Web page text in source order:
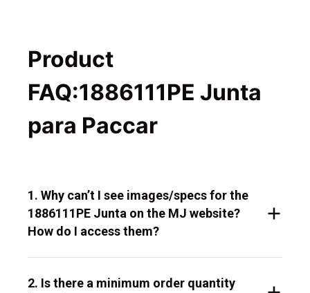
Product
FAQ:1886111PE Junta
para Paccar
1. Why can’t I see images/specs for the
1886111PE Junta on the MJ website?
How do I access them?
2. Is there a minimum order quantity